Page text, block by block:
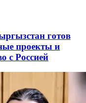
готов
проекты и
с Россией